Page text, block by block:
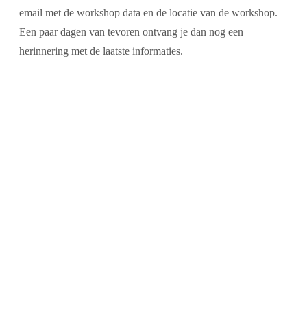
email met de workshop data en de locatie van de workshop.
Een paar dagen van tevoren ontvang je dan nog een
herinnering met de laatste informaties.